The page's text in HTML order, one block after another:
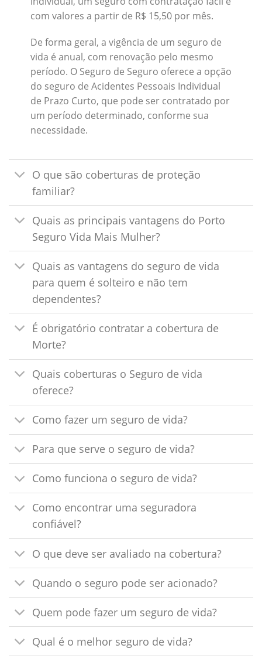
com valores a partir de R$ 15,50 por mês.
De forma geral, a vigência de um seguro de
vida é anual, com renovação pelo mesmo
período. O Seguro de Seguro oferece a opção
do seguro de Acidentes Pessoais Individual
de Prazo Curto, que pode ser contratado por
um período determinado, conforme sua
necessidade.
O que são coberturas de proteção
familiar?
Quais as principais vantagens do Porto
Seguro Vida Mais Mulher?
Quais as vantagens do seguro de vida
para quem é solteiro e não tem
dependentes?
É obrigatório contratar a cobertura de
Morte?
Quais coberturas o Seguro de vida
oferece?
Como fazer um seguro de vida?
Para que serve o seguro de vida?
Como funciona o seguro de vida?
Como encontrar uma seguradora
confiável?
O que deve ser avaliado na cobertura?
Quando o seguro pode ser acionado?
Quem pode fazer um seguro de vida?
Qual é o melhor seguro de vida?